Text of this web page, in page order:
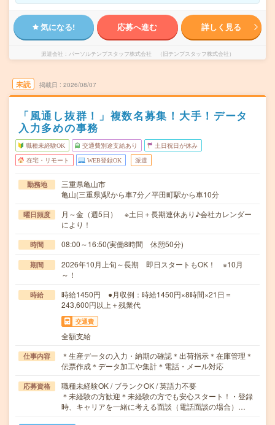
気になる! 応募へ進む 詳しく見る
派遣会社 パーソルテンプスタッフ株式会社 （旧テンプスタッフ株式会社）
未読 掲載日 2026/08/07
「風通し抜群！」複数名募集！大手！データ
入力多めの事務
職種未経験OK 交通費別途支給あり 土日祝日が休み
在宅・リモート WEB登録OK 派遣
勤務地
三重県亀山市
亀山(三重県)駅から車7分／平田町駅から車10分
曜日頻度
月～金（週5日） ※土日＋長期連休あり♪会社カレンダー
により！
時間 08:00～16:50(実働8時間 休憩50分)
期間
2026年10月上旬～長期 即日スタートもOK！ ※10月
～！
時給
時給1450円 ●月収例：時給1450円×8時間×21日＝
243,600円以上＋残業代
交通費
全額支給
仕事内容
＊生産データの入力・納期の確認＊出荷指示＊在庫管理＊
伝票作成＊データ加工や集計＊電話・メール対応
応募資格
職種未経験OK / ブランクOK / 英語力不要
＊未経験の方歓迎＊未経験の方でも安心スタート！・登録
時、キャリアを一緒に考える面談（電話面談の場合）…